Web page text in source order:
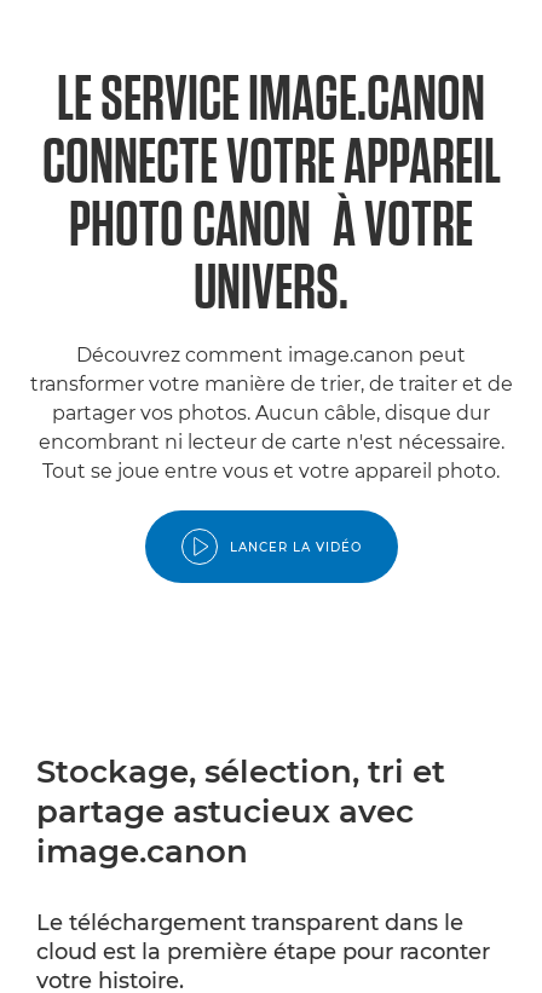
LE SERVICE IMAGE.CANON
CONNECTE VOTRE APPAREIL
PHOTO CANON À VOTRE
UNIVERS.
Découvrez comment image.canon peut
transformer votre manière de trier, de traiter et de
partager vos photos. Aucun câble, disque dur
encombrant ni lecteur de carte n'est nécessaire.
Tout se joue entre vous et votre appareil photo.
LANCER LA VIDÉO
Stockage, sélection, tri et
partage astucieux avec
image.canon
Le téléchargement transparent dans le
cloud est la première étape pour raconter
votre histoire.